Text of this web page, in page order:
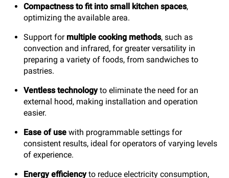
Compactness to fit into small kitchen spaces,
optimizing the available area.
Support for multiple cooking methods, such as
convection and infrared, for greater versatility in
preparing a variety of foods, from sandwiches to
pastries.
Ventless technologyto eliminate the need for an
external hood, making installation and operation
easier.
Ease of use with programmable settings for
consistent results, ideal for operators of varying levels
of experience.
Energy efficiencyto reduce electricity consumption,